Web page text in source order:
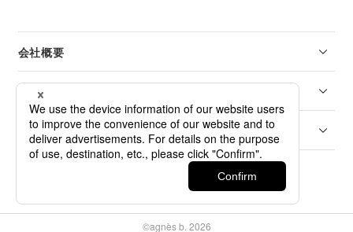
会社概要
リーガル
カスタマーサービス
©agnès b. 2026